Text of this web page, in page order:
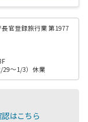
官登録旅行業 第1977
29～1/3）休業
はこちら